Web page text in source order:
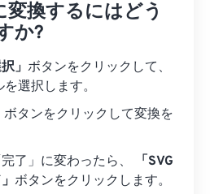
変換するにはどう
か?
」 ボタンをクリックして、
選択します。
ボタンをクリックして変換を
了」に変わったら、
「SVG
ボタンをクリックします。